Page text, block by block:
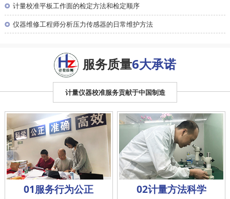
◎ 计量校准平板工作面的检定方法和检定顺序
◎ 仪器维修工程师分析压力传感器的日常维护方法
服务质量6大承诺
计量仪器校准服务贡献于中国制造
01服务行为公正 02计量方法科学